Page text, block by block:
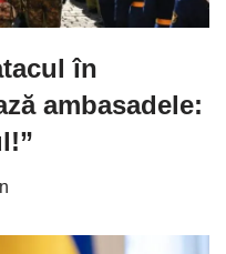
în
ambasadele: